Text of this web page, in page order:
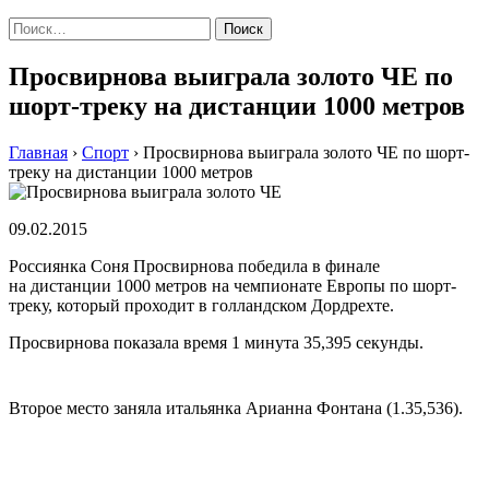
Найти:
Просвирнова выиграла золото ЧЕ по
шорт-треку на дистанции 1000 метров
Главная › Спорт › Просвирнова выиграла золото ЧЕ по шорт-
треку на дистанции 1000 метров
09.02.2015
Россиянка Соня Просвирнова победила в финале
на дистанции 1000 метров на чемпионате Европы по шорт-
треку, который проходит в голландском Дордрехте.
Просвирнова показала время 1 минута 35,395 секунды.
Второе место заняла итальянка Арианна Фонтана (1.35,536).